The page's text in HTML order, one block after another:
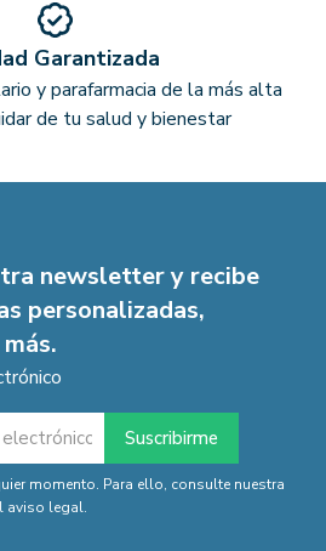
Garantizada
y parafarmacia de la más alta
de tu salud y bienestar
newsletter y recibe
personalizadas,
momento. Para ello, consulte nuestra
aviso legal.